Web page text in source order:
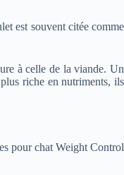
est souvent citée comme
à celle de la viande. Un
riche en nutriments, ils
pour chat Weight Control